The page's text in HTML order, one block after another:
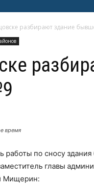
разбирают здание
время
работы по сносу
главы
Мищерин: